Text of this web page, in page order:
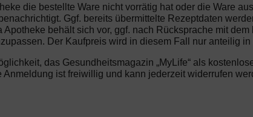
die bestellte Ware nicht vorrätig hat oder die Ware
Ggf. bereits übermittelte Rezeptdaten
Apotheke behält sich vor, ggf. nach Rücksprache mit
Der Kaufpreis wird in diesem Fall nur anteilig
das Gesundheitsmagazin „MyLife“ als
Anmeldung ist freiwillig und kann jederzeit widerrufen